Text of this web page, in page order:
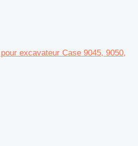
excavateur Case 9045, 9050,